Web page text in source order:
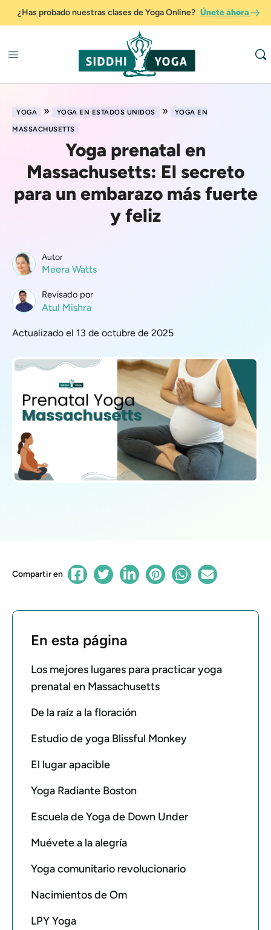
¿Has probado nuestras clases de Yoga Online? Únete ahora
YOGA » YOGA EN ESTADOS UNIDOS »
YOGA EN
MASSACHUSETTS
Yoga prenatal en
Massachusetts: El secreto
para un embarazo más fuerte
y feliz
Autor
Meera Watts
Revisado por
Atul Mishra
Actualizado el 13 de octubre de 2025
Compartir en
En esta página
Los mejores lugares para practicar yoga
prenatal en Massachusetts
De la raíz a la floración
Estudio de yoga Blissful Monkey
El lugar apacible
Yoga Radiante Boston
Escuela de Yoga de Down Under
Muévete a la alegría
Yoga comunitario revolucionario
Nacimientos de Om
LPY Yoga